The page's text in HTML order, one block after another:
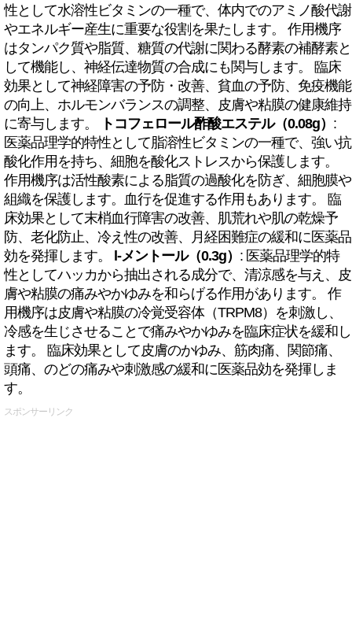
性として水溶性ビタミンの一種で、体内でのアミノ酸代謝
やエネルギー産生に重要な役割を果たします。 作用機序
はタンパク質や脂質、糖質の代謝に関わる酵素の補酵素と
して機能し、神経伝達物質の合成にも関与します。 臨床
効果として神経障害の予防・改善、貧血の予防、免疫機能
の向上、ホルモンバランスの調整、皮膚や粘膜の健康維持
に寄与します。
トコフェロール酢酸エステル（0.08g） :
医薬品理学的特性として脂溶性ビタミンの一種で、強い抗
酸化作用を持ち、細胞を酸化ストレスから保護します。
作用機序は活性酸素による脂質の過酸化を防ぎ、細胞膜や
組織を保護します。血行を促進する作用もあります。 臨
床効果として末梢血行障害の改善、肌荒れや肌の乾燥予
防、老化防止、冷え性の改善、月経困難症の緩和に医薬品
効を発揮します。
l-メントール（0.3g） : 医薬品理学的特
性としてハッカから抽出される成分で、清涼感を与え、皮
膚や粘膜の痛みやかゆみを和らげる作用があります。 作
用機序は皮膚や粘膜の冷覚受容体（TRPM8）を刺激し、
冷感を生じさせることで痛みやかゆみを臨床症状を緩和し
ます。 臨床効果として皮膚のかゆみ、筋肉痛、関節痛、
頭痛、のどの痛みや刺激感の緩和に医薬品効を発揮しま
す。
スポンサーリンク